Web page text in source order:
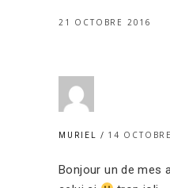
21 OCTOBRE 2016
MURIEL 14
Bonjour un de mes